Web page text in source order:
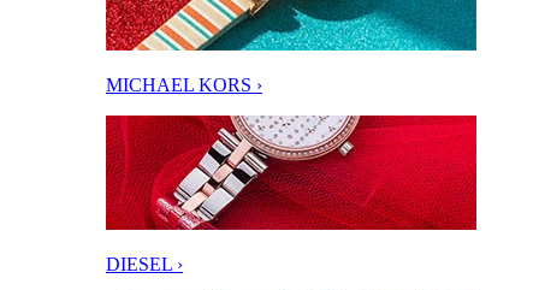
MICHAEL KORS ›
DIESEL ›